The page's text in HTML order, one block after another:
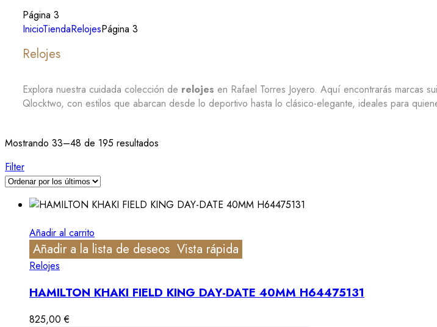
Página 3
InicioTiendaRelojesPágina 3
Relojes
Explora nuestra cuidada colección de relojes en Rafael Torres Joyero. Aquí encontrarás marcas
Qlocktwo, con estilos que abarcan desde lo deportivo hasta lo clásico-elegante, ideales para
Mostrando 33–48 de 195 resultados
Filter
Añadir al carrito
Añadir a la lista de deseos Vista rápida
Relojes
HAMILTON KHAKI FIELD KING DAY-DATE 40MM H64475131
825,00€